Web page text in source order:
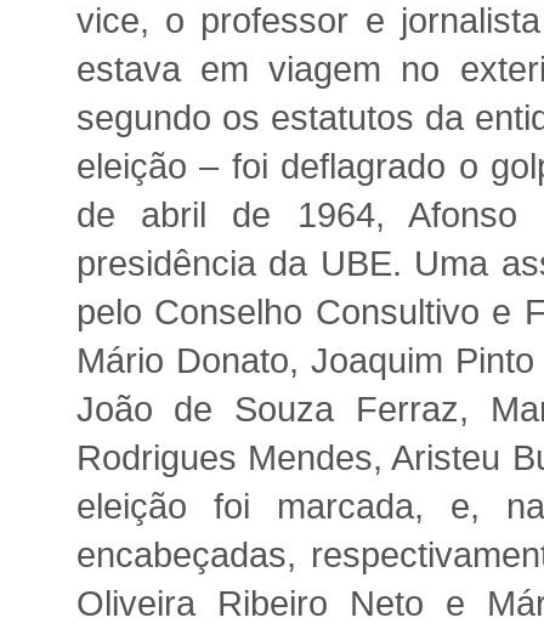
vice, o professor e
estava em viagem no
segundo os estatutos da
eleição – foi deflagrado o
de abril de 1964, Afonso
presidência da UBE. Uma
pelo Conselho Consultivo e
Mário Donato, Joaquim
João de Souza Ferraz,
Rodrigues Mendes, Aristeu
eleição foi marcada, e,
encabeçadas,
Oliveira Ribeiro Neto e